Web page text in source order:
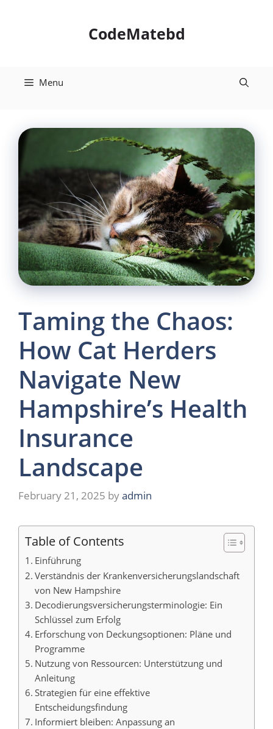
CodeMatebd
Menu
Taming the Chaos:
How Cat Herders
Navigate New
Hampshire’s Health
Insurance
Landscape
February 21, 2025 byadmin
Table of Contents
Einführung
Verständnis der Krankenversicherungslandschaft
von New Hampshire
Decodierungsversicherungsterminologie: Ein
Schlüssel zum Erfolg
Erforschung von Deckungsoptionen: Pläne und
Programme
Nutzung von Ressourcen: Unterstützung und
Anleitung
Strategien für eine effektive
Entscheidungsfindung
Informiert bleiben: Anpassung an